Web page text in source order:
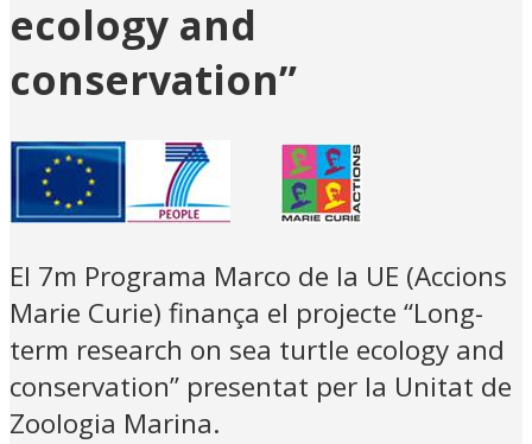
ecology and
conservation”
El 7m Programa Marco de la UE (Accions
Marie Curie) finança el projecte “Long-
term research on sea turtle ecology and
conservation” presentat per la Unitat de
Zoologia Marina.